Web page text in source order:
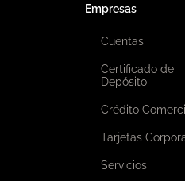
Empresas
Cuentas
Certificado de
Depósito
Crédito
Tarjetas
Servicios